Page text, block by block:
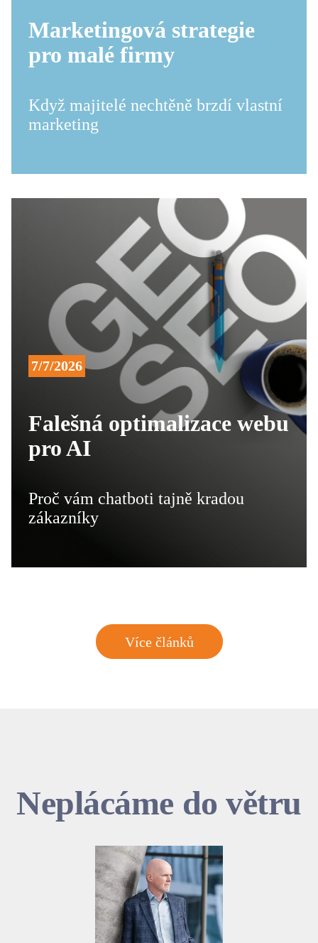
Marketingová strategie
pro malé firmy
Když majitelé nechtěně brzdí vlastní
marketing
Falešná optimalizace webu
pro AI
Proč vám chatboti tajně kradou
zákazníky
7/7/2026
Více článků
Neplácáme do větru